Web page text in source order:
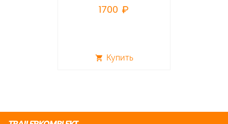
1700
shopping_cart Купить